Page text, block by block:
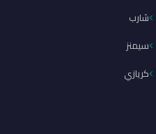
شارب
سيمنز
كريازي